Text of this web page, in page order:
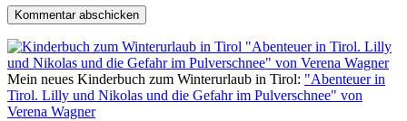
Mein neues Kinderbuch zum Winterurlaub in Tirol: "Abenteuer in
Tirol. Lilly und Nikolas und die Gefahr im Pulverschnee" von
Verena Wagner